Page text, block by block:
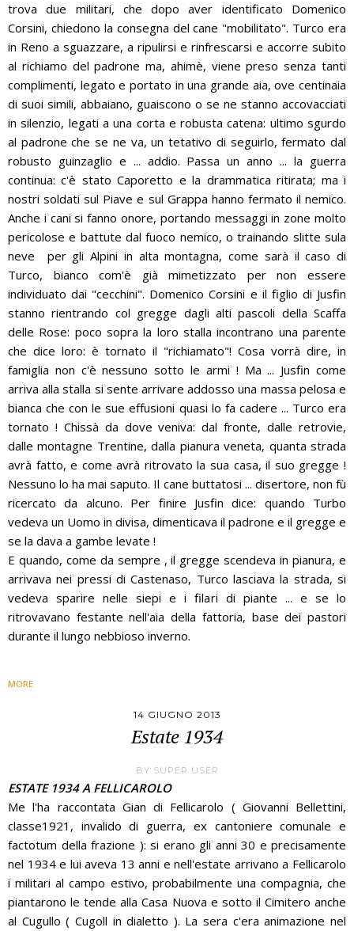
trova due militari, che dopo aver identificato Domenico
Corsini, chiedono la consegna del cane "mobilitato". Turco era
in Reno a sguazzare, a ripulirsi e rinfrescarsi e accorre subito
al richiamo del padrone ma, ahimè, viene preso senza tanti
complimenti, legato e portato in una grande aia, ove centinaia
di suoi simili, abbaiano, guaiscono o se ne stanno accovacciati
in silenzio, legati a una corta e robusta catena: ultimo sgurdo
al padrone che se ne va, un tetativo di seguirlo, fermato dal
robusto guinzaglio e ... addio. Passa un anno ... la guerra
continua: c'è stato Caporetto e la drammatica ritirata; ma i
nostri soldati sul Piave e sul Grappa hanno fermato il nemico.
Anche i cani si fanno onore, portando messaggi in zone molto
pericolose e battute dal fuoco nemico, o trainando slitte sula
neve per gli Alpini in alta montagna, come sarà il caso di
Turco, bianco com'è già mimetizzato per non essere
individuato dai "cecchini". Domenico Corsini e il figlio di Jusfin
stanno rientrando col gregge dagli alti pascoli della Scaffa
delle Rose: poco sopra la loro stalla incontrano una parente
che dice loro: è tornato il "richiamato"! Cosa vorrà dire, in
famiglia non c'è nessuno sotto le armi ! Ma ... Jusfin come
arriva alla stalla si sente arrivare addosso una massa pelosa e
bianca che con le sue effusioni quasi lo fa cadere ... Turco era
tornato ! Chissà da dove veniva: dal fronte, dalle retrovie,
dalle montagne Trentine, dalla pianura veneta, quanta strada
avrà fatto, e come avrà ritrovato la sua casa, il suo gregge !
Nessuno lo ha mai saputo. Il cane buttatosi ... disertore, non fù
ricercato da alcuno. Per finire Jusfin dice: quando Turbo
vedeva un Uomo in divisa, dimenticava il padrone e il gregge e
se la dava a gambe levate !
E quando, come da sempre , il gregge scendeva in pianura, e
arrivava nei pressi di Castenaso, Turco lasciava la strada, si
vedeva sparire nelle siepi e i filari di piante ... e se lo
ritrovavano festante nell'aia della fattoria, base dei pastori
durante il lungo nebbioso inverno.
MORE
14 GIUGNO 2013
Estate 1934
BY SUPER USER
ESTATE 1934 A FELLICAROLO
Me l'ha raccontata Gian di Fellicarolo ( Giovanni Bellettini,
classe1921, invalido di guerra, ex cantoniere comunale e
factotum della frazione ): si erano gli anni 30 e precisamente
nel 1934 e lui aveva 13 anni e nell'estate arrivano a Fellicarolo
i militari al campo estivo, probabilmente una compagnia, che
piantarono le tende alla Casa Nuova e sotto il Cimitero anche
al Cugullo ( Cugoll in dialetto ). La sera c'era animazione nel